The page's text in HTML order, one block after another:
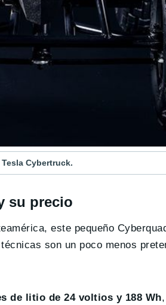
Cybertruck.
su precio
este pequeño
son un poco menos
de litio de 24 voltios y 188 Wh